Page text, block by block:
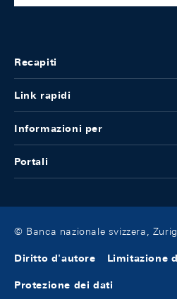
Recapiti
Link rapidi
Informazioni per
Portali
© Banca nazionale svizzera,
Diritto d'autore Limitazione
Protezione dei dati